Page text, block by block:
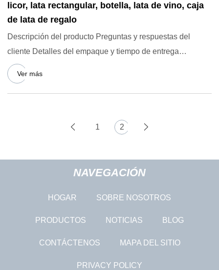
licor, lata rectangular, botella, lata de vino, caja
de lata de regalo
Descripción del producto Preguntas y respuestas del
cliente Detalles del empaque y tiempo de entrega
Fundada en 1998, Do
Ver más
1 2
NAVEGACIÓN
HOGAR SOBRE NOSOTROS
PRODUCTOS NOTICIAS BLOG
CONTÁCTENOS MAPA DEL SITIO
PRIVACY POLICY